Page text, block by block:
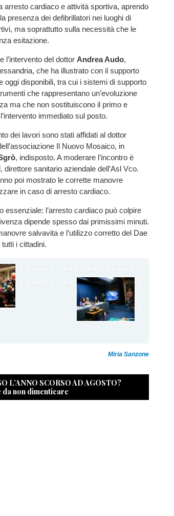
arresto cardiaco e attività sportiva, aprendo
presenza dei defibrillatori nei luoghi di
ma soprattutto sulla necessità che le
esitazione.
l’intervento del dottor Andrea Audo,
che ha illustrato con il supporto
oggi disponibili, tra cui i sistemi di supporto
che rappresentano un’evoluzione
ma che non sostituiscono il primo e
immediato sul posto.
dei lavori sono stati affidati al dottor
Il Nuovo Mosaico, in
, indisposto. A moderare l’incontro è
, direttore sanitario aziendale dell’Asl Vco.
poi mostrato le corrette manovre
in caso di arresto cardiaco.
essenziale: l’arresto cardiaco può colpire
dipende spesso dai primissimi minuti.
salvavita e l’utilizzo corretto del Dae
i cittadini.
Miria Sanzone
L’ANNO SCORSO AD AGOSTO?
non dimenticare